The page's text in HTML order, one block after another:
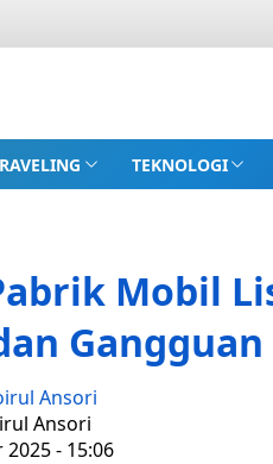
TEKNOLOGI
Mobil
Ansori
Ansori
- 15:06